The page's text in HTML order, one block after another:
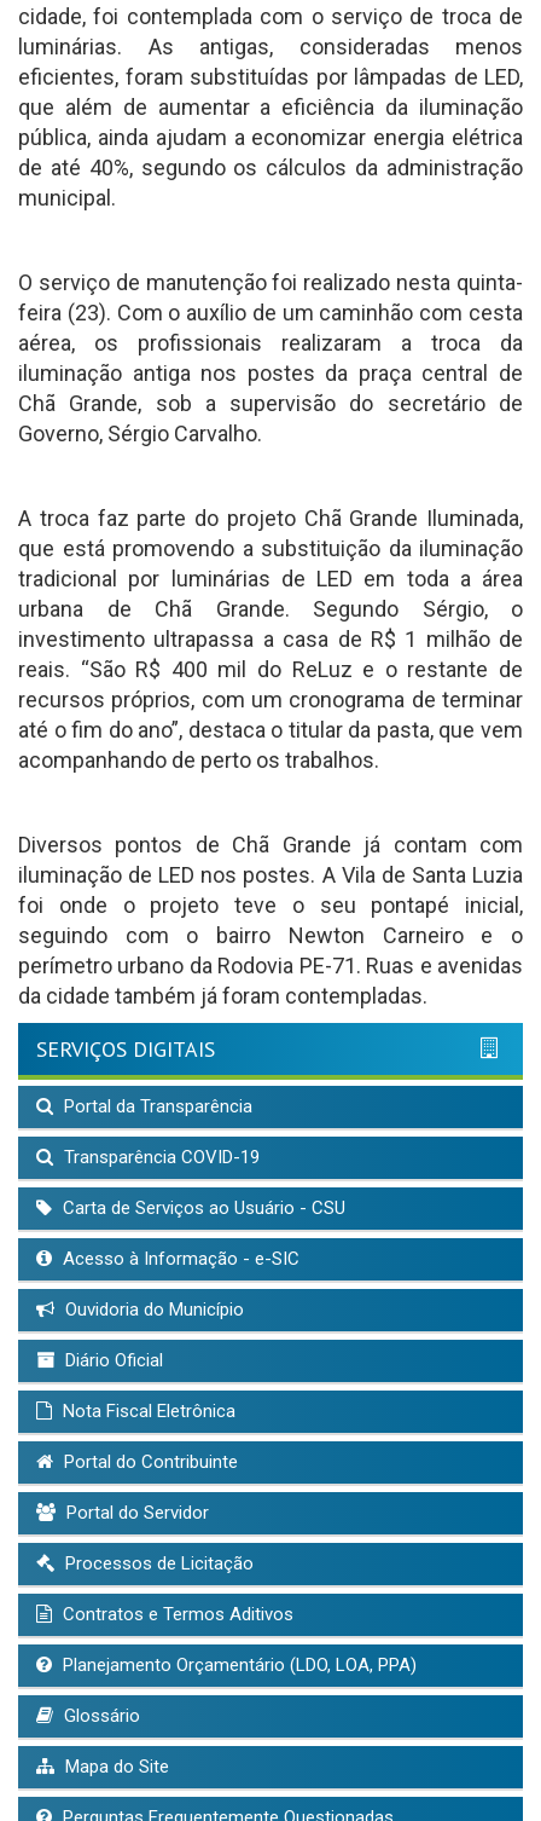
cidade, foi contemplada com o serviço de troca de
luminárias. As antigas, consideradas menos
eficientes, foram substituídas por lâmpadas de LED,
que além de aumentar a eficiência da iluminação
pública, ainda ajudam a economizar energia elétrica
de até 40%, segundo os cálculos da administração
municipal.
O serviço de manutenção foi realizado nesta quinta-
feira (23). Com o auxílio de um caminhão com cesta
aérea, os profissionais realizaram a troca da
iluminação antiga nos postes da praça central de
Chã Grande, sob a supervisão do secretário de
Governo, Sérgio Carvalho.
A troca faz parte do projeto Chã Grande Iluminada,
que está promovendo a substituição da iluminação
tradicional por luminárias de LED em toda a área
urbana de Chã Grande. Segundo Sérgio, o
investimento ultrapassa a casa de R$ 1 milhão de
reais. “São R$ 400 mil do ReLuz e o restante de
recursos próprios, com um cronograma de terminar
até o fim do ano”, destaca o titular da pasta, que vem
acompanhando de perto os trabalhos.
Diversos pontos de Chã Grande já contam com
iluminação de LED nos postes. A Vila de Santa Luzia
foi onde o projeto teve o seu pontapé inicial,
seguindo com o bairro Newton Carneiro e o
perímetro urbano da Rodovia PE-71. Ruas e avenidas
da cidade também já foram contempladas.
SERVIÇOS DIGITAIS
Portal da Transparência
Transparência COVID-19
Carta de Serviços ao Usuário - CSU
Acesso à Informação - e-SIC
Ouvidoria do Município
Diário Oficial
Nota Fiscal Eletrônica
Portal do Contribuinte
Portal do Servidor
Processos de Licitação
Contratos e Termos Aditivos
Planejamento Orçamentário (LDO, LOA, PPA)
Glossário
Mapa do Site